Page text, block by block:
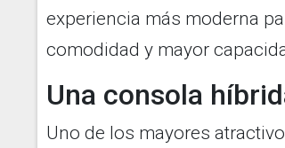
experiencia más moderna
comodidad y mayor
Una consola
Uno de los mayores